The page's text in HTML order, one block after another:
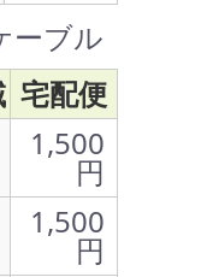
ーブル
宅配便
1,500
円
1,500
円